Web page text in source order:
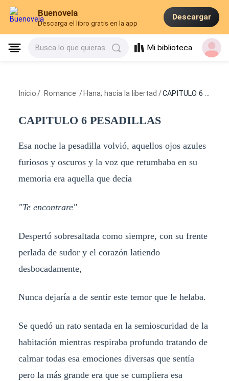
Buenovela
Descarga el libro gratis en la app
Descargar
Busca lo que quieras Mi biblioteca
Inicio / Romance / Hana; hacia la libertad /CAPITULO 6 PESADILLAS
CAPITULO 6 PESADILLAS
Esa noche la pesadilla volvió, aquellos ojos azules
furiosos y oscuros y la voz que retumbaba en su
memoria era aquella que decía
"Te encontrare"
Despertó sobresaltada como siempre, con su frente
perlada de sudor y el corazón latiendo
desbocadamente,
Nunca dejaría a de sentir este temor que le helaba.
Se quedó un rato sentada en la semioscuridad de la
habitación mientras respiraba profundo tratando de
calmar todas esa emociones diversas que sentía
pero la más grande era que se cumpliera esa